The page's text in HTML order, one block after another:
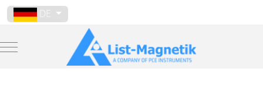
Sprache auswählen
DE
Mobile Menu Toggle